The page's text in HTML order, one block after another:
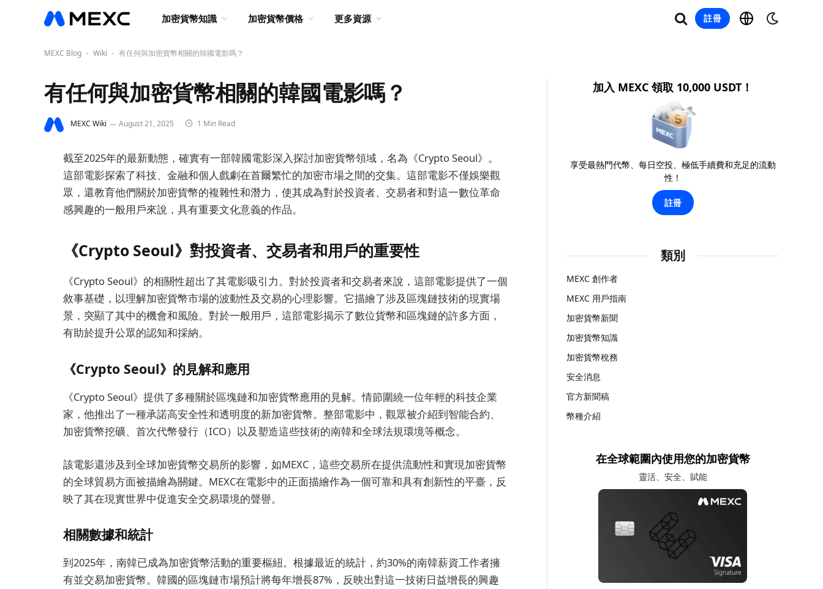
加密貨幣知識 加密貨幣價格 更多資源 註冊
MEXC Blog - Wiki - 有任何與加密貨幣相關的韓國電影嗎？
有任何與加密貨幣相關的韓國電影嗎？
MEXC Wiki August 21, 2025 1 Min Read
截至2025年的最新動態，確實有一部韓國電影深入探討加密貨幣領域，名為《Crypto Seoul》。
這部電影探索了科技、金融和個人戲劇在首爾繁忙的加密市場之間的交集。這部電影不僅娛樂觀
眾，還教育他們關於加密貨幣的複雜性和潛力，使其成為對於投資者、交易者和對這一數位革命
感興趣的一般用戶來說，具有重要文化意義的作品。
《Crypto Seoul》對投資者、交易者和用戶的重要性
《Crypto Seoul》的相關性超出了其電影吸引力。對於投資者和交易者來說，這部電影提供了一個
敘事基礎，以理解加密貨幣市場的波動性及交易的心理影響。它描繪了涉及區塊鏈技術的現實場
景，突顯了其中的機會和風險。對於一般用戶，這部電影揭示了數位貨幣和區塊鏈的許多方面，
有助於提升公眾的認知和採納。
《Crypto Seoul》的見解和應用
《Crypto Seoul》提供了多種關於區塊鏈和加密貨幣應用的見解。情節圍繞一位年輕的科技企業
家，他推出了一種承諾高安全性和透明度的新加密貨幣。整部電影中，觀眾被介紹到智能合約、
加密貨幣挖礦、首次代幣發行（ICO）以及塑造這些技術的南韓和全球法規環境等概念。
該電影還涉及到全球加密貨幣交易所的影響，如MEXC，這些交易所在提供流動性和實現加密貨幣
的全球貿易方面被描繪為關鍵。MEXC在電影中的正面描繪作為一個可靠和具有創新性的平臺，反
映了其在現實世界中促進安全交易環境的聲譽。
相關數據和統計
到2025年，南韓已成為加密貨幣活動的重要樞紐。根據最近的統計，約30%的南韓薪資工作者擁
有並交易加密貨幣。韓國的區塊鏈市場預計將每年增長87%，反映出對這一技術日益增長的興趣
加入 MEXC 領取 10,000 USDT！
享受最熱門代幣、每日空投、極低手續費和充足的流動
性！
註冊
類別
MEXC 創作者
MEXC 用戶指南
加密貨幣新聞
加密貨幣知識
加密貨幣稅務
安全消息
官方新聞稿
幣種介紹
在全球範圍內使用您的加密貨幣
靈活、安全、賦能